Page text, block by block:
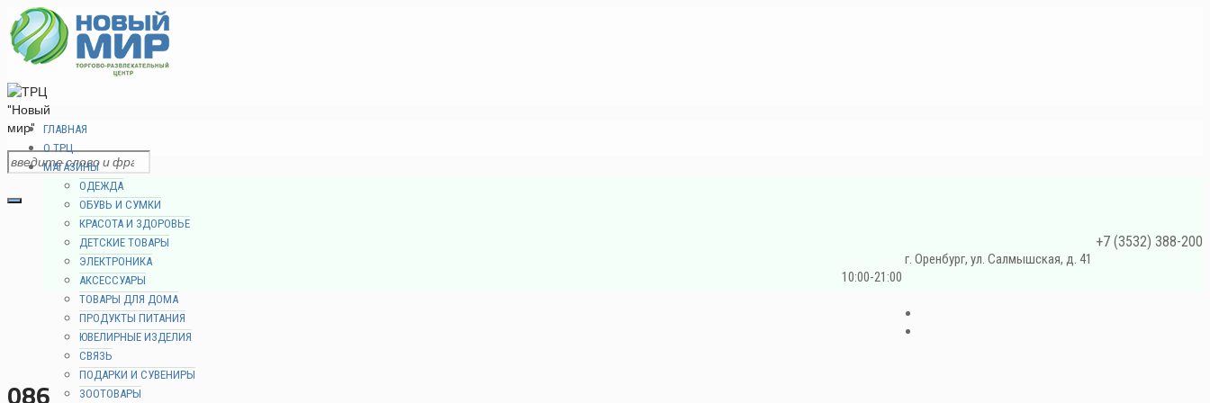
+7 (3532) 388-200
г. Оренбург, ул. Салмышская, д. 41
10:00-21:00
ГЛАВНАЯ
О ТРЦ
МАГАЗИНЫ
ОДЕЖДА
ОБУВЬ И СУМКИ
КРАСОТА И ЗДОРОВЬЕ
ДЕТСКИЕ ТОВАРЫ
ЭЛЕКТРОНИКА
АКСЕССУАРЫ
ТОВАРЫ ДЛЯ ДОМА
ПРОДУКТЫ ПИТАНИЯ
ЮВЕЛИРНЫЕ ИЗДЕЛИЯ
СВЯЗЬ
ПОДАРКИ И СУВЕНИРЫ
ЗООТОВАРЫ
086